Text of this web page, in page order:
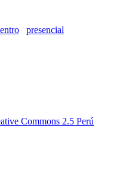
presencial
Commons 2.5 Perú